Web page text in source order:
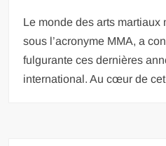
Le monde des arts martiaux
sous l’acronyme MMA, a
fulgurante ces dernières
international. Au cœur de